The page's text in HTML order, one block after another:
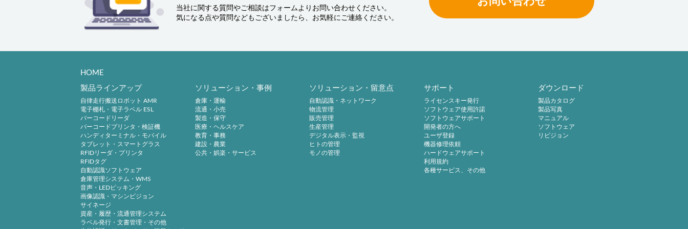
当社に関する質問やご相談はフォームよりお問い合わせください。
気になる点や質問などもございましたら、お気軽にご連絡ください。
HOME
製品ラインアップ
自律走行搬送ロボット AMR
電子棚札・電子ラベル ESL
バーコードリーダ
バーコードプリンタ・検証機
ハンディターミナル・モバイル
タブレット・スマートグラス
RFIDリーダ・プリンタ
RFIDタグ
自動認識ソフトウェア
倉庫管理システム・WMS
音声・LEDピッキング
画像認識・マシンビジョン
サイネージ
資産・履歴・流通管理システム
ラベル発行・文書管理・その他
ソリューション・事例
倉庫・運輸
流通・小売
製造・保守
医療・ヘルスケア
教育・事務
建設・農業
公共・娯楽・サービス
ソリューション・留意点
自動認識・ネットワーク
物流管理
販売管理
生産管理
デジタル表示・監視
ヒトの管理
モノの管理
サポート
ライセンスキー発行
ソフトウェア使用許諾
ソフトウェアサポート
開発者の方へ
ユーザ登録
機器修理依頼
ハードウェアサポート
利用規約
各種サービス、その他
ダウンロード
製品カタログ
製品写真
マニュアル
ソフトウェア
リビジョン